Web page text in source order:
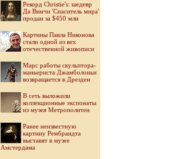
Рекорд Christie's: шедевр
Да Винчи 'Спаситель мира'
продан за $450 млн
Картины Павла Никонова
стали одной из вех
отечественной живописи
Марс работы скульптора-
маньериста Джамболоньи
возвращается в Дрезден
В сеть выложили
коллекционные экспонаты
из музея Метрополитен
Ранее неизвестную
картину Рембрандта
выставят в музее
Амстердама